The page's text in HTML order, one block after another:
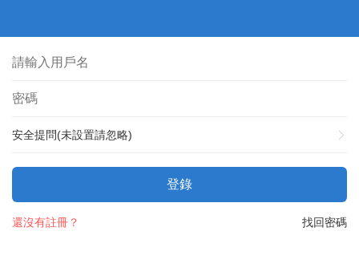
安全提問(未設置請忽略)
登錄
找回密碼
還沒有註冊？